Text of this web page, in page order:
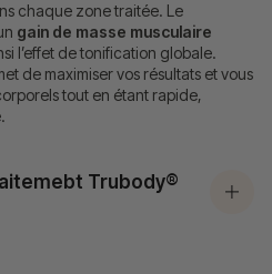
chaque zone traitée. Le
gain de masse musculaire
l’effet de tonification globale.
de maximiser vos résultats et vous
tout en étant rapide,
Trubody®